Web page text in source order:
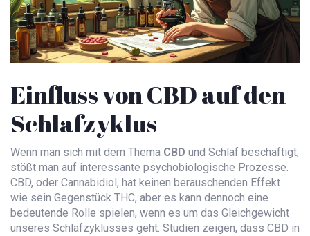
Einfluss von CBD auf den
Schlafzyklus
Wenn man sich mit dem Thema CBD und Schlaf beschäftigt,
stößt man auf interessante psychobiologische Prozesse.
CBD, oder Cannabidiol, hat keinen berauschenden Effekt
wie sein Gegenstück THC, aber es kann dennoch eine
bedeutende Rolle spielen, wenn es um das Gleichgewicht
unseres Schlafzyklusses geht. Studien zeigen, dass CBD in